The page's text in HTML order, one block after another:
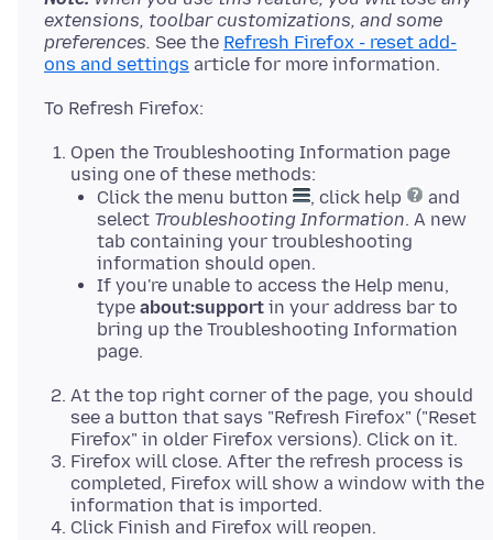
extensions, toolbar customizations, and some
preferences. See the Refresh Firefox - reset add-
ons and settings
Open the Troubleshooting Information page
using one of these methods:
Click the menu button
, click help
and
select Troubleshooting Information. A new
tab containing your troubleshooting
information should open.
If you're unable to access the Help menu,
type about:support in your address bar to
bring up the Troubleshooting Information
page.
At the top right corner of the page, you should
see a button that says "Refresh Firefox" ("Reset
Firefox" in older Firefox versions). Click on it.
Firefox will close. After the refresh process is
completed, Firefox will show a window with the
information that is imported.
Click Finish and Firefox will reopen.